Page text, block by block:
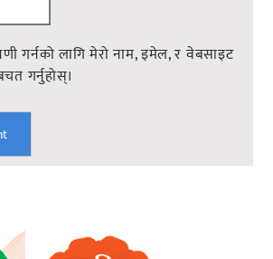
गर्नको लागि मेरो नाम, इमेल, र वेबसाइट
गर्नुहोस्।